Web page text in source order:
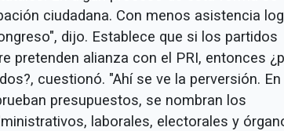
ciudadana. Con menos asistencia
dijo. Establece que si los partidos
pretenden alianza con el PRI, entonces
cuestionó. "Ahí se ve la perversión. En
presupuestos, se nombran los
laborales, electorales y